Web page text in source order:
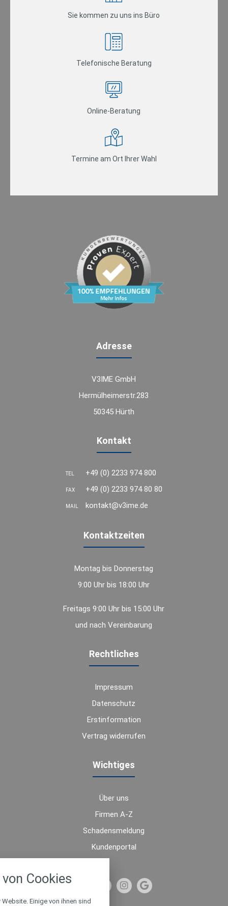
Sie kommen zu uns ins Büro
Telefonische Beratung
Online-Beratung
Termine am Ort Ihrer Wahl
Adresse
V3IME GmbH
Hermülheimerstr.283
50345 Hürth
Kontakt
TEL +49 (0) 2233 974 800
FAX +49 (0) 2233 974 80 80
MAIL kontakt@v3ime.de
Kontaktzeiten
Montag bis Donnerstag
9:00 Uhr bis 18:00 Uhr
Freitags 9:00 Uhr bis 15:00 Uhr
und nach Vereinbarung
Rechtliches
Impressum
Datenschutz
Erstinformation
Vertrag widerrufen
Wichtiges
Über uns
Firmen A-Z
Schadensmeldung
Kundenportal
Cookies
Einige von ihnen sind
alle verwendeten Cookies und
zu blockieren.